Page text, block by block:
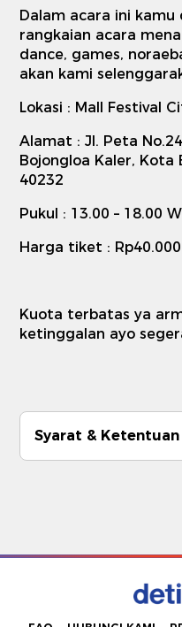
Dalam acara ini
rangkaian acara
dance, games,
akan kami
Lokasi : Mall Festival
Alamat : Jl. Peta
Bojongloa Kaler, Kota
40232
Pukul : 13.00 – 18.00
Harga tiket : Rp40.000
Kuota terbatas ya
ketinggalan ayo
Syarat & Ketentuan